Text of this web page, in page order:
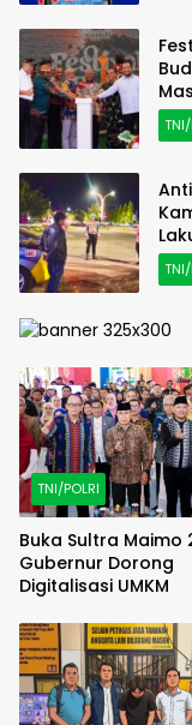
TNI/
TNI/
TNI/POLRI
Buka Sultra Maimo
Gubernur Dorong
Digitalisasi UMKM